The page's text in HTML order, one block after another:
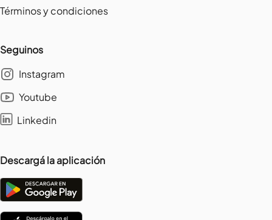
Términos y condiciones
Seguinos
Instagram
Youtube
Linkedin
Descargá la aplicación